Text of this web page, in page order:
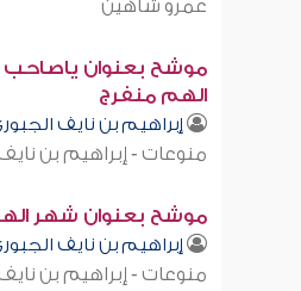
عمرو شاهين
موشح بعنوان ياصاحب
الهم منفرج
إبراهيم بن نايف
منوعات - إبراهيم بن
موشح بعنوان شهر
إبراهيم بن نايف
منوعات - إبراهيم بن